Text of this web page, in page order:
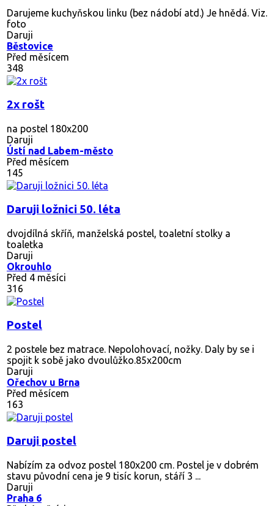
Darujeme kuchyňskou linku (bez nádobí atd.) Je hnědá. Viz.
foto
Daruji
Běstovice
Před měsícem
348
2x rošt
na postel 180x200
Daruji
Ústí nad Labem-město
Před měsícem
145
Daruji ložnici 50. léta
dvojdílná skříň, manželská postel, toaletní stolky a
toaletka
Daruji
Okrouhlo
Před 4 měsíci
316
Postel
2 postele bez matrace. Nepolohovací, nožky. Daly by se i
spojit k sobě jako dvoulůžko.85x200cm
Daruji
Ořechov u Brna
Před měsícem
163
Daruji postel
Nabízím za odvoz postel 180x200 cm. Postel je v dobrém
stavu původní cena je 9 tisíc korun, stáří 3 ...
Daruji
Praha 6